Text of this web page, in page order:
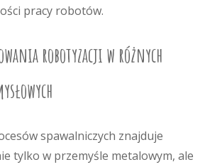
pracy robotów.
robotyzacji w różnych
spawalniczych znajduje
tylko w przemyśle metalowym, ale